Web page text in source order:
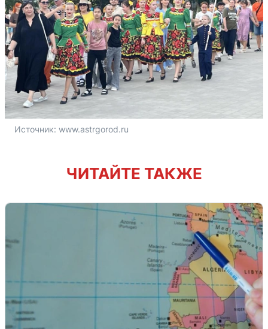
Источник: www.astrgorod.ru
ЧИТАЙТЕ ТАКЖЕ